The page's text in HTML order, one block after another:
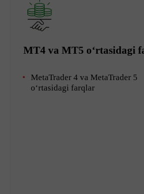
MT4 va MT5 o‘rtasidagi
MetaTrader 4 va MetaTrader 5
o‘rtasidagi farqlar